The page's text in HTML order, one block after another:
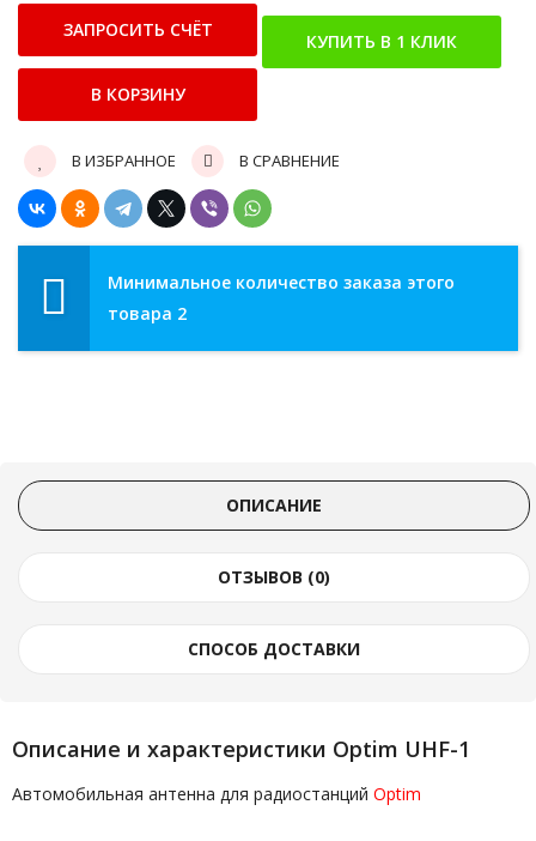
В ИЗБРАННОЕ В СРАВНЕНИЕ
Минимальное количество заказа этого
товара 2
ОПИСАНИЕ
ОТЗЫВОВ (0)
СПОСОБ ДОСТАВКИ
Описание и характеристики Optim UHF-1
Автомобильная антенна для радиостанций Optim